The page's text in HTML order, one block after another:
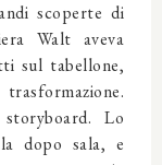
scoperte di
Walt aveva
sul tabellone,
Lo
dopo sala, e